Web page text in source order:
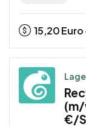
15,20Euro
(m/
€/